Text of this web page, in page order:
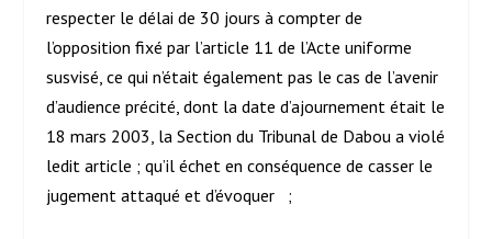
respecter le délai de 30 jours à compter de
l’opposition fixé par l’article 11 de l’Acte uniforme
susvisé, ce qui n’était également pas le cas de l’avenir
d’audience précité, dont la date d’ajournement était le
18 mars 2003, la Section du Tribunal de Dabou a violé
ledit article ; qu’il échet en conséquence de casser le
jugement attaqué et d’évoquer ;